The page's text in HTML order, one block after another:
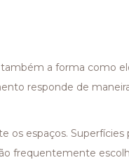
a forma como
responde de
os espaços. Superfícies
frequentemente